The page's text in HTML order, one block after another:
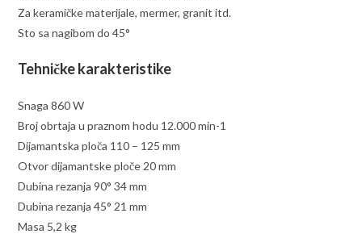
Za keramičke materijale, mermer, granit itd.
Sto sa nagibom do 45°
Tehničke karakteristike
Snaga 860 W
Broj obrtaja u praznom hodu 12.000 min-1
Dijamantska ploča 110 – 125 mm
Otvor dijamantske ploče 20 mm
Dubina rezanja 90° 34 mm
Dubina rezanja 45° 21 mm
Masa 5,2 kg